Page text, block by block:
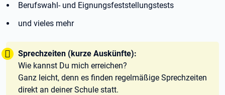
Berufswahl- und Eignungsfeststellungstests
und vieles mehr
Tipp:
Sprechzeiten (kurze Auskünfte):
Wie kannst Du mich erreichen?
Ganz leicht, denn es finden regelmäßige Sprechzeiten
direkt an deiner Schule statt.